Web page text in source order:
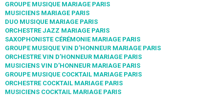
GROUPE MUSIQUE MARIAGE PARIS
MUSICIENS MARIAGE PARIS
DUO MUSIQUE MARIAGE PARIS
ORCHESTRE JAZZ MARIAGE PARIS
SAXOPHONISTE CÉRÉMONIE MARIAGE PARIS
GROUPE MUSIQUE VIN D’HONNEUR MARIAGE PARIS
ORCHESTRE VIN D’HONNEUR MARIAGE PARIS
MUSICIENS VIN D’HONNEUR MARIAGE PARIS
GROUPE MUSIQUE COCKTAIL MARIAGE PARIS
ORCHESTRE COCKTAIL MARIAGE PARIS
MUSICIENS COCKTAIL MARIAGE PARIS